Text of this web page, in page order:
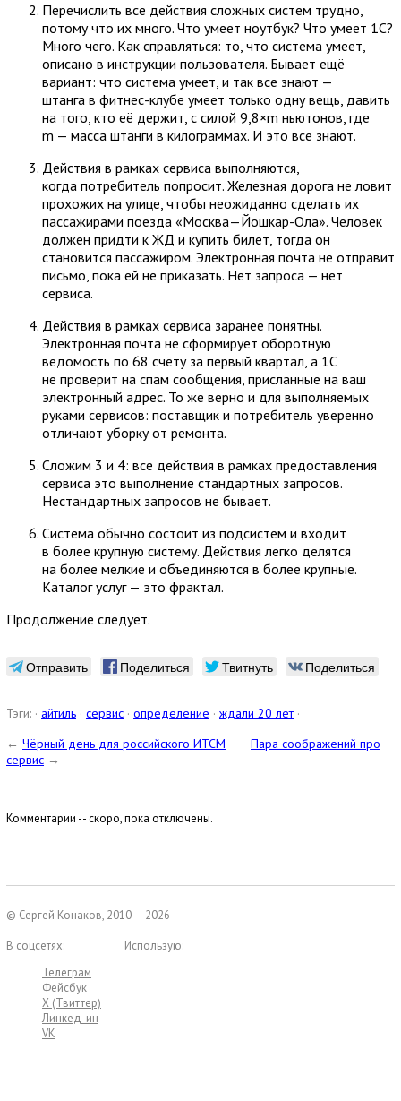
Перечислить все действия сложных систем трудно,
потому что их много. Что умеет ноутбук? Что умеет 1С?
Много чего. Как справляться: то, что система умеет,
описано в инструкции пользователя. Бывает ещё
вариант: что система умеет, и так все знают —
штанга в фитнес-клубе умеет только одну вещь, давить
на того, кто её держит, с силой 9,8×m ньютонов, где
m — масса штанги в килограммах. И это все знают.
Действия в рамках сервиса выполняются,
когда потребитель попросит. Железная дорога не ловит
прохожих на улице, чтобы неожиданно сделать их
пассажирами поезда «Москва—Йошкар-Ола». Человек
должен придти к ЖД и купить билет, тогда он
становится пассажиром. Электронная почта не отправит
письмо, пока ей не приказать. Нет запроса — нет
сервиса.
Действия в рамках сервиса заранее понятны.
Электронная почта не сформирует оборотную
ведомость по 68 счёту за первый квартал, а 1С
не проверит на спам сообщения, присланные на ваш
электронный адрес. То же верно и для выполняемых
руками сервисов: поставщик и потребитель уверенно
отличают уборку от ремонта.
Сложим 3 и 4: все действия в рамках предоставления
сервиса это выполнение стандартных запросов.
Нестандартных запросов не бывает.
Система обычно состоит из подсистем и входит
в более крупную систему. Действия легко делятся
на более мелкие и объединяются в более крупные.
Каталог услуг — это фрактал.
Продолжение следует.
Отправить Поделиться Твитнуть Поделиться
Тэги: · айтиль · сервис · определение · ждали 20 лет·
← Чёрный день для российского ИТСМ
Пара соображений про
сервис →
Комментарии -- скоро, пока отключены.
© Сергей Конаков, 2010 — 2026
В соцсетях:
Телеграм
Фейсбук
X (Твиттер)
Линкед-ин
VK
Использую: